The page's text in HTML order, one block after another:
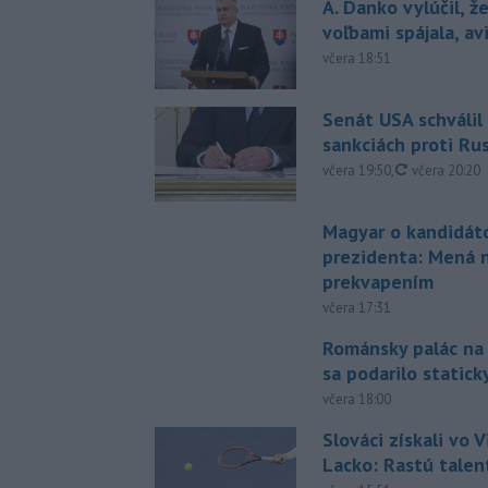
A. Danko vylúčil,
voľbami spájala,
včera 18:51
Senát USA
sankciách proti
včera 19:50, aktualizované
včera 20:20
Magyar o
prezidenta: Mená
prekvapením
včera 17:31
Románsky palác
sa podarilo
včera 18:00
Slováci získali vo
Lacko: Rastú